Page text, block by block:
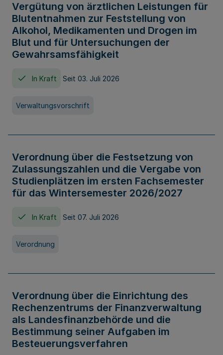
Vergütung von ärztlichen Leistungen für
Blutentnahmen zur Feststellung von
Alkohol, Medikamenten und Drogen im
Blut und für Untersuchungen der
Gewahrsamsfähigkeit
In Kraft Seit 03. Juli 2026
Verwaltungsvorschrift
Verordnung über die Festsetzung von
Zulassungszahlen und die Vergabe von
Studienplätzen im ersten Fachsemester
für das Wintersemester 2026/2027
In Kraft Seit 07. Juli 2026
Verordnung
Verordnung über die Einrichtung des
Rechenzentrums der Finanzverwaltung
als Landesfinanzbehörde und die
Bestimmung seiner Aufgaben im
Besteuerungsverfahren